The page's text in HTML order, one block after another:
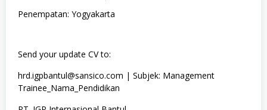
Penempatan: Yogyakarta
Send your update CV to:
hrd.igpbantul@sansico.com | Subjek: Management
Trainee_Nama_Pendidikan